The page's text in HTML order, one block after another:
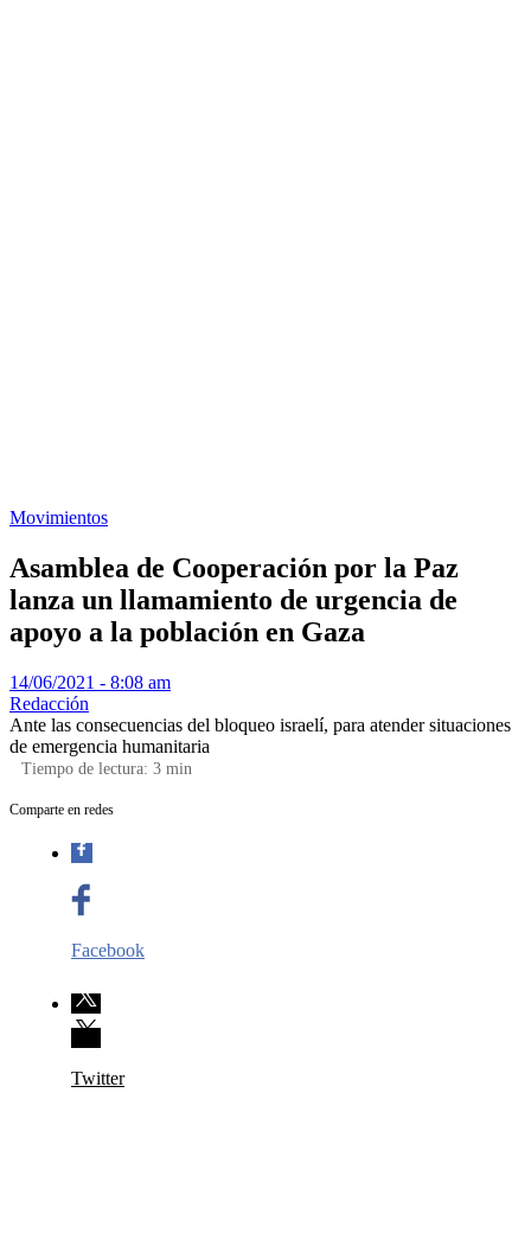
Movimientos
Asamblea de Cooperación por la Paz
lanza un llamamiento de urgencia de
apoyo a la población en Gaza
14/06/2021 - 8:08 am
Redacción
Ante las consecuencias del bloqueo israelí, para atender situaciones
de emergencia humanitaria
Tiempo de lectura: 3 min
Comparte en redes
Facebook
Twitter